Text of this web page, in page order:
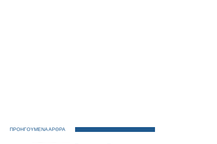
ΠΡΟΗΓΟΥΜΕΝΑ ΑΡΘΡΑ